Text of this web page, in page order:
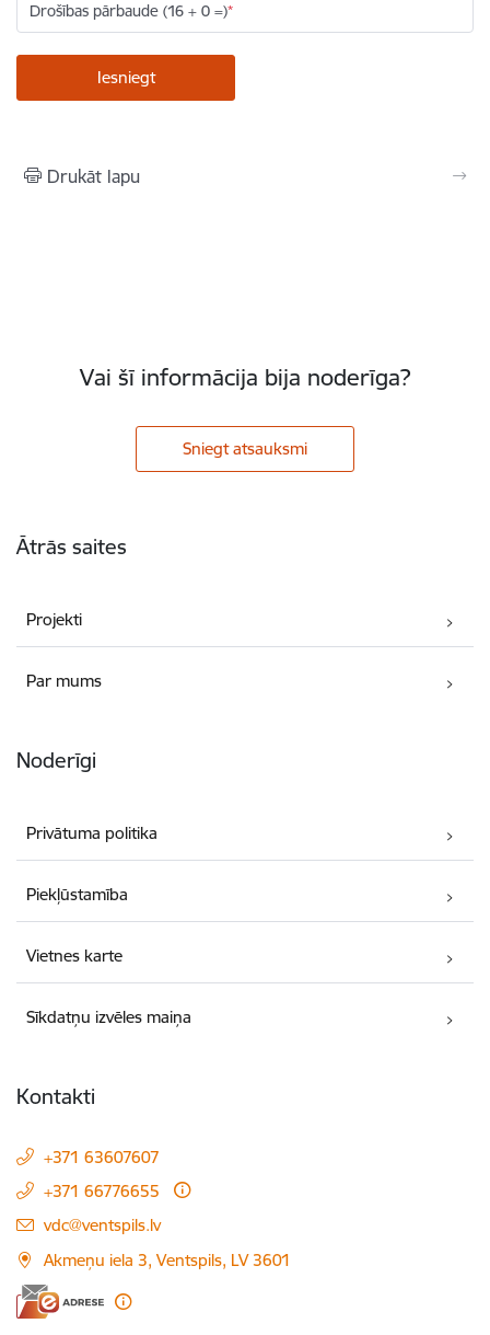
Drošības pārbaude (16 + 0 =)
Drukāt lapu
Vai šī informācija bija noderīga?
Sniegt atsauksmi
Ātrās saites
Projekti
Par mums
Noderīgi
Privātuma politika
Piekļūstamība
Vietnes karte
Sīkdatņu izvēles maiņa
Kontakti
+371 63607607
+371 66776655
E-pasts:
vdc@ventspils.lv
Akmeņu iela 3, Ventspils, LV 3601